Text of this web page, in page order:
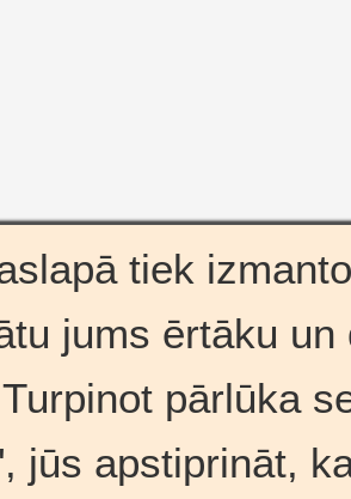
tiek
jums ērtāku
pārlūka
jūs apstiprināt,